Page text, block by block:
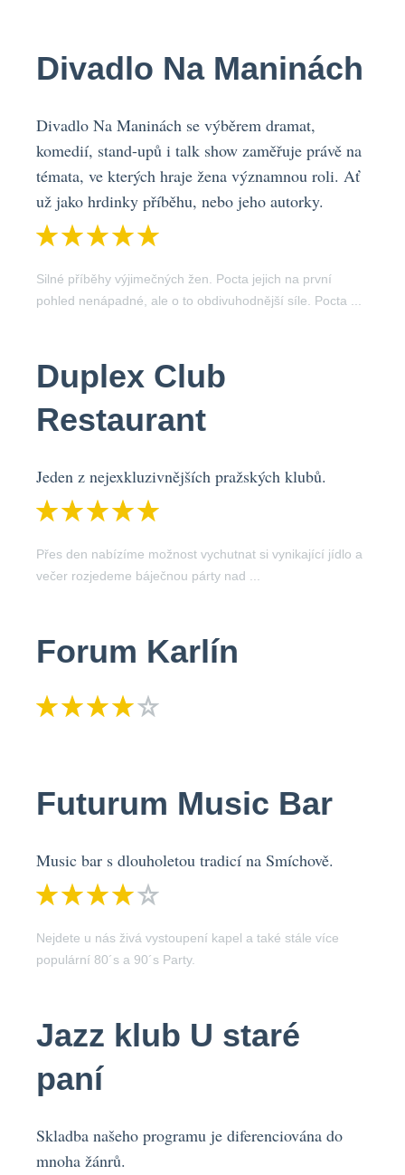
Divadlo Na Maninách
Divadlo Na Maninách se výběrem dramat,
komedií, stand-upů i talk show zaměřuje právě na
témata, ve kterých hraje žena významnou roli. Ať
už jako hrdinky příběhu, nebo jeho autorky.
Silné příběhy výjimečných žen. Pocta jejich na první
pohled nenápadné, ale o to obdivuhodnější síle. Pocta ...
Duplex Club
Restaurant
Jeden z nejexkluzivnějších pražských klubů.
Přes den nabízíme možnost vychutnat si vynikající jídlo a
večer rozjedeme báječnou párty nad ...
Forum Karlín
Futurum Music Bar
Music bar s dlouholetou tradicí na Smíchově.
Nejdete u nás živá vystoupení kapel a také stále více
populární 80´s a 90´s Party.
Jazz klub U staré
paní
Skladba našeho programu je diferenciována do
mnoha žánrů.